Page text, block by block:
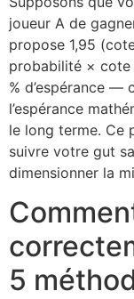
joueur A de
propose 1,95
probabilité × cote
% d’espérance —
l’espérance
le long terme. Ce
suivre votre gut
dimensionner la
5